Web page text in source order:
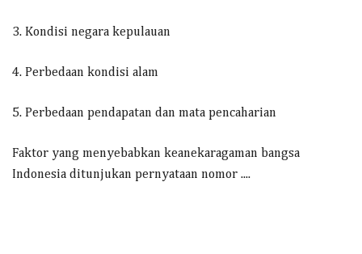
3. Kondisi negara kepulauan
4. Perbedaan kondisi alam
5. Perbedaan pendapatan dan mata pencaharian
Faktor yang menyebabkan keanekaragaman bangsa
Indonesia ditunjukan pernyataan nomor ....